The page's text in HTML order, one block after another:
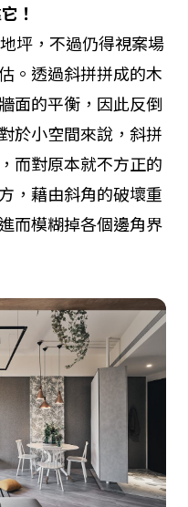
！
坪，不過仍得視案場
。透過斜拼拼成的木
面的平衡，因此反倒
於小空間來說，斜拼
而對原本就不方正的
，藉由斜角的破壞重
而模糊掉各個邊角界